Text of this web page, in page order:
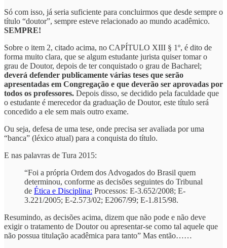
Só com isso, já seria suficiente para concluirmos que desde sempre o
título “doutor”, sempre esteve relacionado ao mundo acadêmico.
SEMPRE!
Sobre o item 2, citado acima, no CAPÍTULO XIII § 1º, é dito de
forma muito clara, que se algum estudante jurista quiser tomar o
grau de Doutor, depois de ter conquistado o grau de Bacharel;
deverá defender publicamente várias teses que serão
apresentadas em Congregação e que deverão ser aprovadas por
todos os professores. Depois disso, se decidido pela faculdade que
o estudante é merecedor da graduação de Doutor, este título será
concedido a ele sem mais outro exame.
Ou seja, defesa de uma tese, onde precisa ser avaliada por uma
“banca” (léxico atual) para a conquista do título.
E nas palavras de Tura 2015:
“Foi a própria Ordem dos Advogados do Brasil quem
determinou, conforme as decisões seguintes do Tribunal
de Ética e Disciplina: Processos: E-3.652/2008; E-
3.221/2005; E-2.573/02; E2067/99; E-1.815/98.
Resumindo, as decisões acima, dizem que não pode e não deve
exigir o tratamento de Doutor ou apresentar-se como tal aquele que
não possua titulação acadêmica para tanto” Mas então……